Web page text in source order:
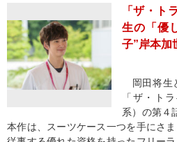
「ザ・ト
生の「優
子”岸本加
岡田将生
「ザ・ト
系）の第
本作は、スーツケース一つを手にさ